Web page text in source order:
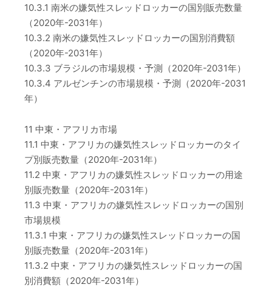
10.3.1 南米の嫌気性スレッドロッカーの国別販売数量
（2020年-2031年）
10.3.2 南米の嫌気性スレッドロッカーの国別消費額
（2020年-2031年）
10.3.3 ブラジルの市場規模・予測（2020年-2031年）
10.3.4 アルゼンチンの市場規模・予測（2020年-2031
年）
11 中東・アフリカ市場
11.1 中東・アフリカの嫌気性スレッドロッカーのタイ
プ別販売数量（2020年-2031年）
11.2 中東・アフリカの嫌気性スレッドロッカーの用途
別販売数量（2020年-2031年）
11.3 中東・アフリカの嫌気性スレッドロッカーの国別
市場規模
11.3.1 中東・アフリカの嫌気性スレッドロッカーの国
別販売数量（2020年-2031年）
11.3.2 中東・アフリカの嫌気性スレッドロッカーの国
別消費額（2020年-2031年）